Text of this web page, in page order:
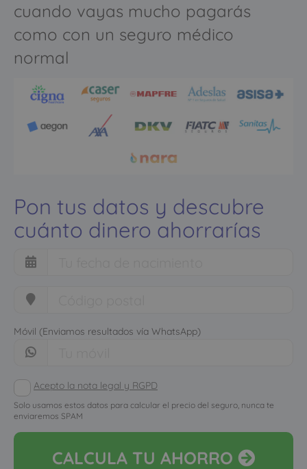
cuando vayas mucho pagarás
como con un seguro médico
normal
Pon tus datos y descubre
cuánto dinero ahorrarías
Móvil (Enviamos resultados vía WhatsApp)
Acepto la nota legal y RGPD
Solo usamos estos datos para calcular el precio del seguro, nunca te
enviaremos SPAM
CALCULA TU AHORRO